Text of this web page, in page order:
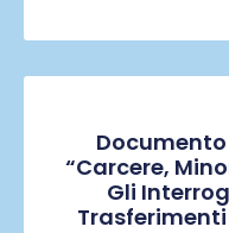
Documento
“Carcere,
Gli
Trasferimenti